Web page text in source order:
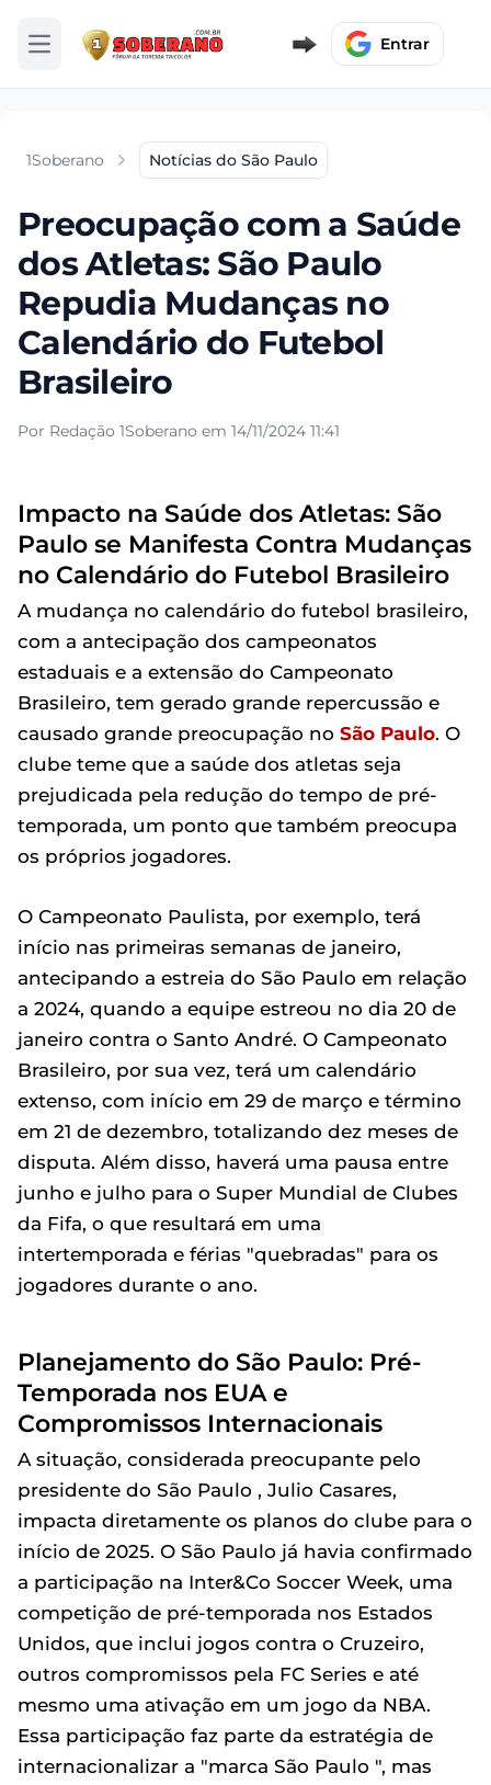
Abrir menu Entrar
1Soberano Notícias do São Paulo
Preocupação com a Saúde
dos Atletas: São Paulo
Repudia Mudanças no
Calendário do Futebol
Brasileiro
Por Redação 1Soberano em 14/11/2024 11:41
Impacto na Saúde dos Atletas: São
Paulo se Manifesta Contra Mudanças
no Calendário do Futebol Brasileiro
A mudança no calendário do futebol brasileiro,
com a antecipação dos campeonatos
estaduais e a extensão do Campeonato
Brasileiro, tem gerado grande repercussão e
causado grande preocupação no São Paulo. O
clube teme que a saúde dos atletas seja
prejudicada pela redução do tempo de pré-
temporada, um ponto que também preocupa
os próprios jogadores.
O Campeonato Paulista, por exemplo, terá
início nas primeiras semanas de janeiro,
antecipando a estreia do São Paulo em relação
a 2024, quando a equipe estreou no dia 20 de
janeiro contra o Santo André. O Campeonato
Brasileiro, por sua vez, terá um calendário
extenso, com início em 29 de março e término
em 21 de dezembro, totalizando dez meses de
disputa. Além disso, haverá uma pausa entre
junho e julho para o Super Mundial de Clubes
da Fifa, o que resultará em uma
intertemporada e férias "quebradas" para os
jogadores durante o ano.
Planejamento do São Paulo: Pré-
Temporada nos EUA e
Compromissos Internacionais
A situação, considerada preocupante pelo
presidente do São Paulo , Julio Casares,
impacta diretamente os planos do clube para o
início de 2025. O São Paulo já havia confirmado
a participação na Inter&Co Soccer Week, uma
competição de pré-temporada nos Estados
Unidos, que inclui jogos contra o Cruzeiro,
outros compromissos pela FC Series e até
mesmo uma ativação em um jogo da NBA.
Essa participação faz parte da estratégia de
internacionalizar a "marca São Paulo ", mas